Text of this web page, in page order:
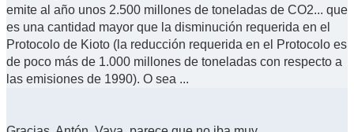
emite al año unos 2.500 millones de toneladas de CO2... que
es una cantidad mayor que la disminución requerida en el
Protocolo de Kioto (la reducción requerida en el Protocolo es
de poco más de 1.000 millones de toneladas con respecto a
las emisiones de 1990). O sea ...